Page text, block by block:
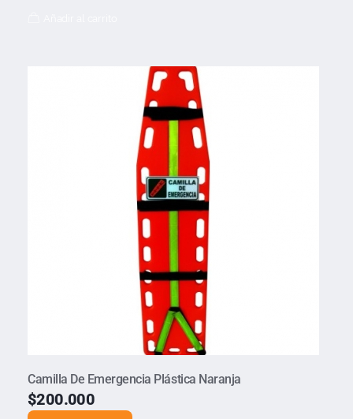
Camilla De Emergencia Plástica Naranja
$200.000